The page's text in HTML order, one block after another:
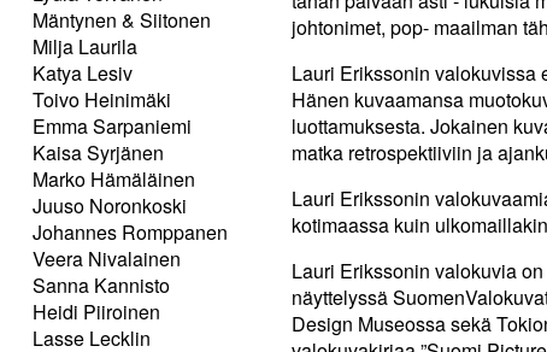
Mäntynen & Siitonen
Milja Laurila
Katya Lesiv
Toivo Heinimäki
Emma Sarpaniemi
Kaisa Syrjänen
Marko Hämäläinen
Juuso Noronkoski
Johannes Romppanen
Veera Nivalainen
Sanna Kannisto
Heidi Piiroinen
Lasse Lecklin
johtonimet, pop- maailman
Lauri Erikssonin valokuvissa
Hänen kuvaamansa
luottamuksesta. Jokainen
matka retrospektiiviin ja
Lauri Erikssonin
kotimaassa kuin
Lauri Erikssonin valokuvia
näyttelyssä
Design Museossa sekä